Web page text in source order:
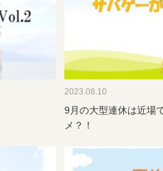
2023.08.10
9月の大型連休は近場
メ？！